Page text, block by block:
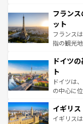
なお、新
しい。
文化が根
れる闘牛
る。首都
アートに
せる。地
ンテンツ一
フラン
ット
フランス
指の観光
で、幅広
聖堂、美
から魅了
れ、フラ
香り高い
らに、パ
ドイツ
ト
ドイツは
の中心に
顔を持つ
ルリンの
イギリス
イギリス